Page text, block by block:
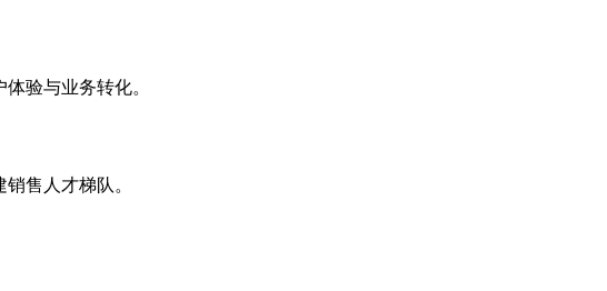
体验与业务转化。
销售人才梯队。